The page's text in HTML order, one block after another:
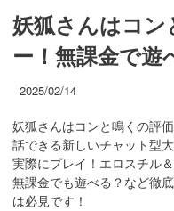
妖狐さんはコン
ー！無課金で遊
2025/02/14
妖狐さんはコンと鳴くの評
話できる新しいチャット型
実際にプレイ！エロスチル
無課金でも遊べる？など徹
は必見です！